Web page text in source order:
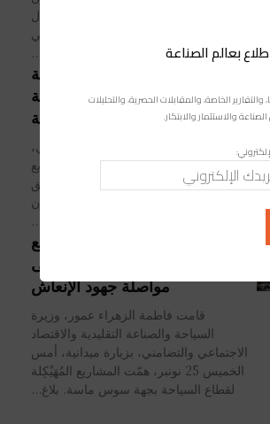
نشاطهم في القطاعات الفرعية في مجال
السياحة، أنه تقرر تمديد التعويض الجزافي
الخاص...
المجلس الحكومي يتدارس أربعة
مشاريع مراسيم حول الحماية
الصحية والاجتماعية
من المنتظر أن يتدارس المجلس الحكومي،
ليوم الخميس المقبل، أربعة مشاريع
مراسيم، يتعلق الأول منها بتتميم الملحق
بالمرسوم الصادر في شأن تطبيق القانون
المتعلق...
عمور تزور جهة سوس للدفع
بمشاريع السياحة وتحُث على
مواصلة جهود الإنعاش
قامت فاطمة الزهراء عمور، وزيرة
السياحة والصناعة التقليدية والاقتصاد
الاجتماعي والتضامني، بزيارة ميدانية، أمس
الخميس 25 نونبر، همّت المشاريع المُهَيْكِلة
لقطاع السياحة بجهة سوس ماسة. بلاغ...
بعالم الصناعة
والتقارير الخاصة، والمقابلات الحصرية، والتحليلات
والاستثمار والابتكار.